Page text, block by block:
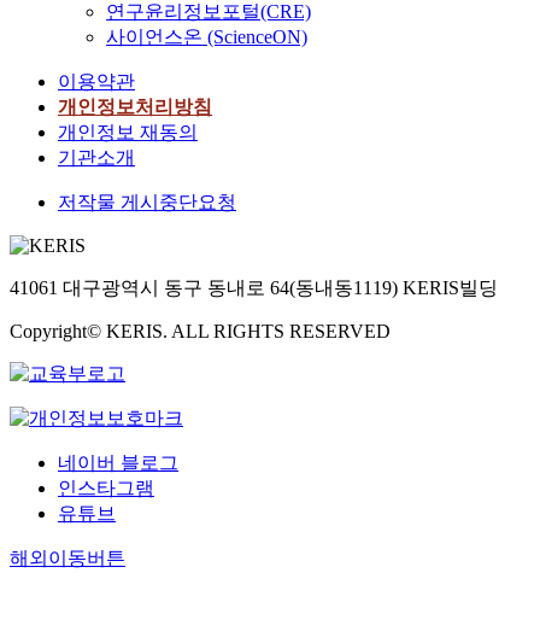
연구윤리정보포털(CRE)
사이언스온 (ScienceON)
이용약관
개인정보처리방침
개인정보 재동의
기관소개
저작물 게시중단요청
41061 대구광역시 동구 동내로 64(동내동1119) KERIS빌딩
Copyright© KERIS. ALL RIGHTS RESERVED
네이버 블로그
인스타그램
유튜브
해외이동버튼